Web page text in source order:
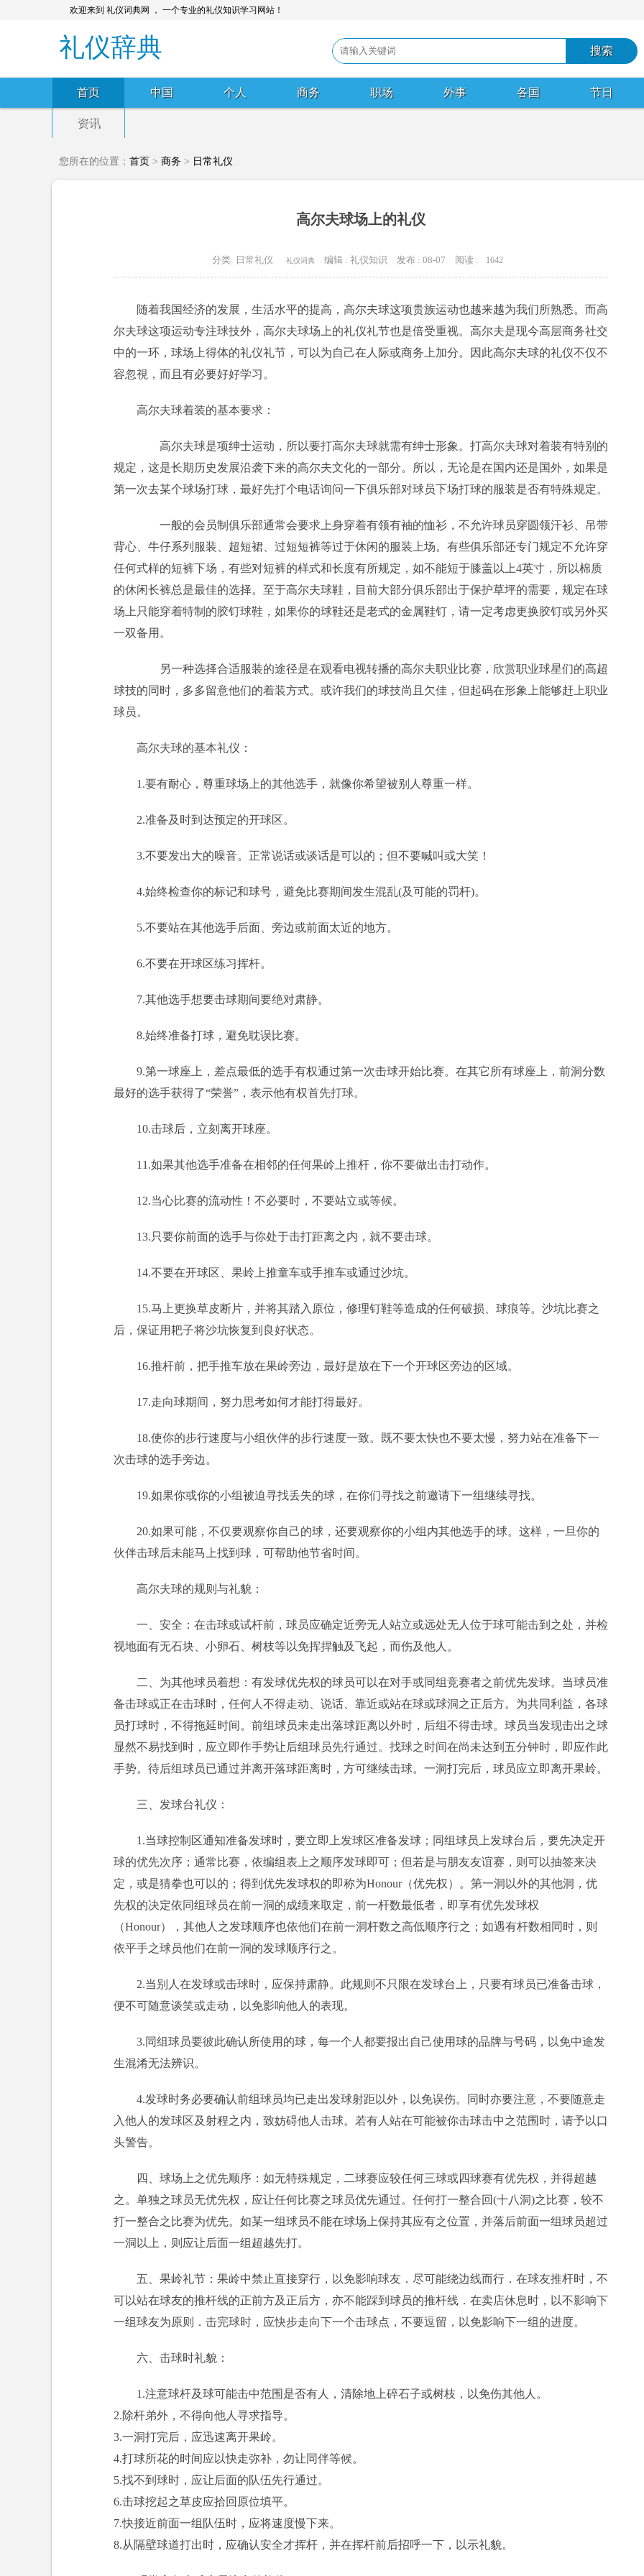
欢迎来到 礼仪词典网 ， 一个专业的礼仪知识学习网站！
礼仪辞典
首页 中国 个人 商务 职场 外事 各国 节日
资讯
您所在的位置： 首页 > 商务 > 日常礼仪
高尔夫球场上的礼仪
分类: 日常礼仪 礼仪词典 编辑 : 礼仪知识 发布 : 08-07 阅读 : 1642
随着我国经济的发展，生活水平的提高，高尔夫球这项贵族运动也越来越为我们所熟悉。而高
尔夫球这项运动专注球技外，高尔夫球场上的礼仪礼节也是倍受重视。高尔夫是现今高层商务社交
中的一环，球场上得体的礼仪礼节，可以为自己在人际或商务上加分。因此高尔夫球的礼仪不仅不
容忽視，而且有必要好好学习。
高尔夫球着装的基本要求：
高尔夫球是项绅士运动，所以要打高尔夫球就需有绅士形象。打高尔夫球对着装有特别的
规定，这是长期历史发展沿袭下来的高尔夫文化的一部分。所以，无论是在国内还是国外，如果是
第一次去某个球场打球，最好先打个电话询问一下俱乐部对球员下场打球的服装是否有特殊规定。
一般的会员制俱乐部通常会要求上身穿着有领有袖的恤衫，不允许球员穿圆领汗衫、吊带
背心、牛仔系列服装、超短裙、过短短裤等过于休闲的服装上场。有些俱乐部还专门规定不允许穿
任何式样的短裤下场，有些对短裤的样式和长度有所规定，如不能短于膝盖以上4英寸，所以棉质
的休闲长裤总是最佳的选择。至于高尔夫球鞋，目前大部分俱乐部出于保护草坪的需要，规定在球
场上只能穿着特制的胶钉球鞋，如果你的球鞋还是老式的金属鞋钉，请一定考虑更换胶钉或另外买
一双备用。
另一种选择合适服装的途径是在观看电视转播的高尔夫职业比赛，欣赏职业球星们的高超
球技的同时，多多留意他们的着装方式。或许我们的球技尚且欠佳，但起码在形象上能够赶上职业
球员。
高尔夫球的基本礼仪：
1.要有耐心，尊重球场上的其他选手，就像你希望被别人尊重一样。
2.准备及时到达预定的开球区。
3.不要发出大的噪音。正常说话或谈话是可以的；但不要喊叫或大笑！
4.始终检查你的标记和球号，避免比赛期间发生混乱(及可能的罚杆)。
5.不要站在其他选手后面、旁边或前面太近的地方。
6.不要在开球区练习挥杆。
7.其他选手想要击球期间要绝对肃静。
8.始终准备打球，避免耽误比赛。
9.第一球座上，差点最低的选手有权通过第一次击球开始比赛。在其它所有球座上，前洞分数
最好的选手获得了“荣誉”，表示他有权首先打球。
10.击球后，立刻离开球座。
11.如果其他选手准备在相邻的任何果岭上推杆，你不要做出击打动作。
12.当心比赛的流动性！不必要时，不要站立或等候。
13.只要你前面的选手与你处于击打距离之内，就不要击球。
14.不要在开球区、果岭上推童车或手推车或通过沙坑。
15.马上更换草皮断片，并将其踏入原位，修理钉鞋等造成的任何破损、球痕等。沙坑比赛之
后，保证用耙子将沙坑恢复到良好状态。
16.推杆前，把手推车放在果岭旁边，最好是放在下一个开球区旁边的区域。
17.走向球期间，努力思考如何才能打得最好。
18.使你的步行速度与小组伙伴的步行速度一致。既不要太快也不要太慢，努力站在准备下一
次击球的选手旁边。
19.如果你或你的小组被迫寻找丢失的球，在你们寻找之前邀请下一组继续寻找。
20.如果可能，不仅要观察你自己的球，还要观察你的小组内其他选手的球。这样，一旦你的
伙伴击球后未能马上找到球，可帮助他节省时间。
高尔夫球的规则与礼貌：
一、安全：在击球或试杆前，球员应确定近旁无人站立或远处无人位于球可能击到之处，并检
视地面有无石块、小卵石、树枝等以免挥捍触及飞起，而伤及他人。
二、为其他球员着想：有发球优先权的球员可以在对手或同组竞赛者之前优先发球。当球员准
备击球或正在击球时，任何人不得走动、说话、靠近或站在球或球洞之正后方。为共同利益，各球
员打球时，不得拖延时间。前组球员未走出落球距离以外时，后组不得击球。球员当发现击出之球
显然不易找到时，应立即作手势让后组球员先行通过。找球之时间在尚未达到五分钟时，即应作此
手势。待后组球员已通过并离开落球距离时，方可继续击球。一洞打完后，球员应立即离开果岭。
三、发球台礼仪：
1.当球控制区通知准备发球时，要立即上发球区准备发球；同组球员上发球台后，要先决定开
球的优先次序；通常比赛，依编组表上之顺序发球即可；但若是与朋友友谊赛，则可以抽签来决
定，或是猜拳也可以的；得到优先发球权的即称为Honour（优先权）。第一洞以外的其他洞，优
先权的决定依同组球员在前一洞的成绩来取定，前一杆数最低者，即享有优先发球权
（Honour），其他人之发球顺序也依他们在前一洞杆数之高低顺序行之；如遇有杆数相同时，则
依平手之球员他们在前一洞的发球顺序行之。
2.当别人在发球或击球时，应保持肃静。此规则不只限在发球台上，只要有球员已准备击球，
便不可随意谈笑或走动，以免影响他人的表现。
3.同组球员要彼此确认所使用的球，每一个人都要报出自己使用球的品牌与号码，以免中途发
生混淆无法辨识。
4.发球时务必要确认前组球员均已走出发球射距以外，以免误伤。同时亦要注意，不要随意走
入他人的发球区及射程之内，致妨碍他人击球。若有人站在可能被你击球击中之范围时，请予以口
头警告。
四、球场上之优先顺序：如无特殊规定，二球赛应较任何三球或四球赛有优先权，并得超越
之。单独之球员无优先权，应让任何比赛之球员优先通过。任何打一整合回(十八洞)之比赛，较不
打一整合之比赛为优先。如某一组球员不能在球场上保持其应有之位置，并落后前面一组球员超过
一洞以上，则应让后面一组超越先打。
五、果岭礼节：果岭中禁止直接穿行，以免影响球友．尽可能绕边线而行．在球友推杆时，不
可以站在球友的推杆线的正前方及正后方，亦不能踩到球员的推杆线．在卖店休息时，以不影响下
一组球友为原则．击完球时，应快步走向下一个击球点，不要逗留，以免影响下一组的进度。
六、击球时礼貌：
1.注意球杆及球可能击中范围是否有人，清除地上碎石子或树枝，以免伤其他人。
2.除杆弟外，不得向他人寻求指导。
3.一洞打完后，应迅速离开果岭。
4.打球所花的时间应以快走弥补，勿让同伴等候。
5.找不到球时，应让后面的队伍先行通过。
6.击球挖起之草皮应拾回原位填平。
7.快接近前面一组队伍时，应将速度慢下来。
8.从隔壁球道打出时，应确认安全才挥杆，并在挥杆前后招呼一下，以示礼貌。